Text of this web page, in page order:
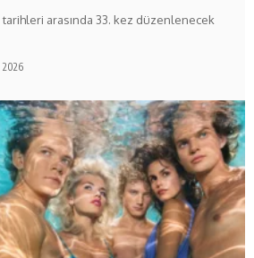
tarihleri arasında 33. kez düzenlenecek
2026